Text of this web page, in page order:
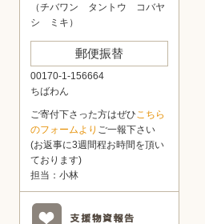
（チバワン タントウ コバヤ
シ ミキ）
郵便振替
00170-1-156664
ちばわん
ご寄付下さった方はぜひこちら
のフォームより ご一報下さい
(お返事に3週間程お時間を頂い
ております)
担当：小林